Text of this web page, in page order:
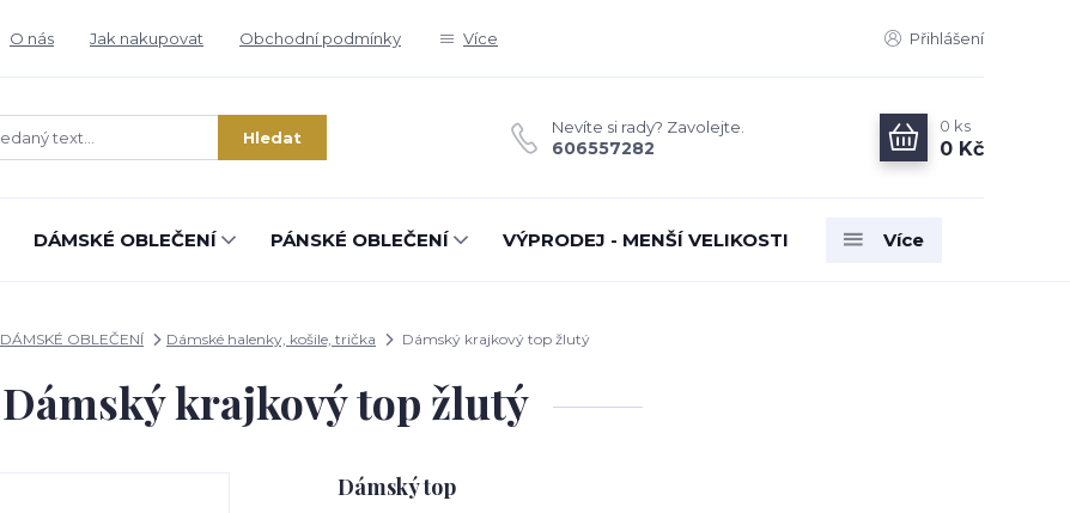
O nás Jak nakupovat Obchodní podmínky Více Přihlášení
Hledat
Nevíte si rady? Zavolejte.
606557282
0 ks
0 Kč
DÁMSKÉ OBLEČENÍ PÁNSKÉ OBLEČENÍ VÝPRODEJ - MENŠÍ VELIKOSTI Více
DÁMSKÉ OBLEČENÍ Dámské halenky, košile, trička Dámský krajkový top žlutý
Dámský krajkový top žlutý
Dámský top